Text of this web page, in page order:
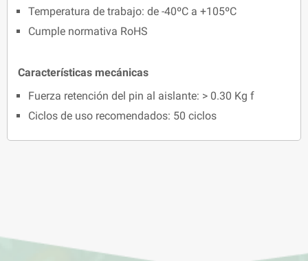
Temperatura de trabajo: de -40ºC a +105ºC
Cumple normativa RoHS
Características mecánicas
Fuerza retención del pin al aislante: > 0.30 Kg f
Ciclos de uso recomendados: 50 ciclos